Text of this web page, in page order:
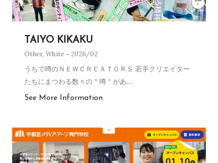
TAIYO KIKAKU
Other,White 2026/02
うちで噂のＮＥＷＣＲＥＡＴＯＲＳ 若手クリエイター
たちにまつわる数々の＂噂＂があ…
See More Information